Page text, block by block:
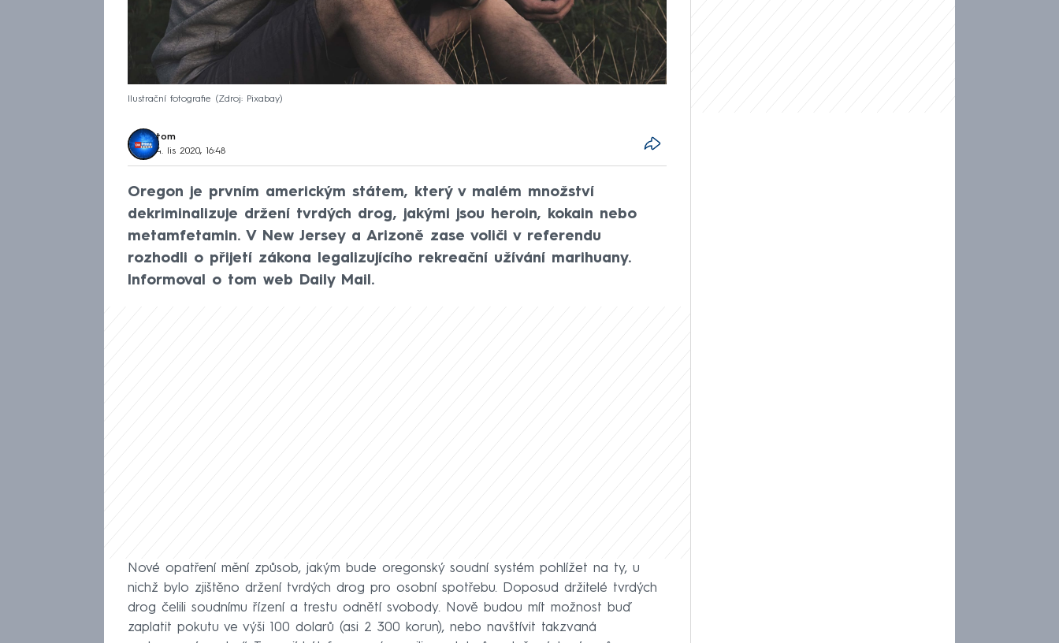
Ilustrační fotografie Zdroj: Pixabay
tom
4. lis 2020, 16:48
Oregon je prvním americkým státem, který v malém množství
dekriminalizuje držení tvrdých drog, jakými jsou heroin, kokain nebo
metamfetamin. V New Jersey a Arizoně zase voliči v referendu
rozhodli o přijetí zákona legalizujícího rekreační užívání marihuany.
Informoval o tom web Daily Mail.
Nové opatření mění způsob, jakým bude oregonský soudní systém pohlížet na ty, u
nichž bylo zjištěno držení tvrdých drog pro osobní spotřebu. Doposud držitelé tvrdých
drog čelili soudnímu řízení a trestu odnětí svobody. Nově budou mít možnost buď
zaplatit pokutu ve výši 100 dolarů (asi 2 300 korun), nebo navštívit takzvaná